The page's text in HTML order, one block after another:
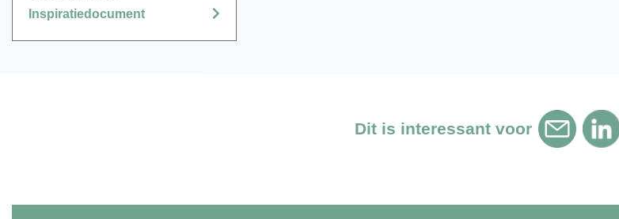
vraagstukken elkaar ontmoeten.
Inspiratiedocument
Dit is interessant voor